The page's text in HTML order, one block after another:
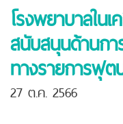
โรงพยาบาลใน
สนับสนุนด้านก
ทางรายการฟุ
27 ต.ค. 2566